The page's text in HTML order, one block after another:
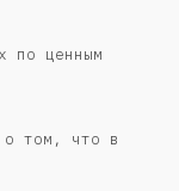
по ценным
о том, что в